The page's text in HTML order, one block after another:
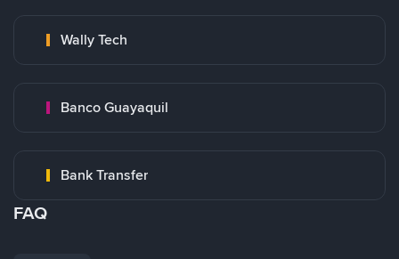
Wally Tech
Banco Guayaquil
Bank Transfer
FAQ